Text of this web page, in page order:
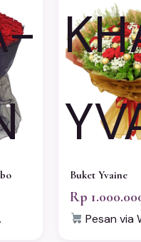
Buket Yvaine
Rp
Pesan via